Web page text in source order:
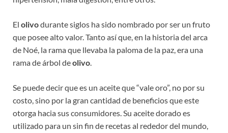
El olivodurante siglos ha sido nombrado por ser un fruto
que posee alto valor. Tanto así que, en la historia del arca
de Noé, la rama que llevaba la paloma de la paz, era una
rama de árbol deolivo.
Se puede decir que es un aceite que “vale oro”, no por su
costo, sino por la gran cantidad de beneficios que este
otorga hacia sus consumidores. Su aceite dorado es
utilizado para un sin fin de recetas al rededor del mundo,